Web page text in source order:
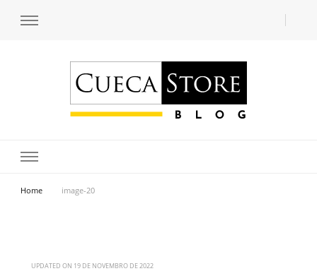
Home image-20
UPDATED ON 19 DE NOVEMBRO DE 2022